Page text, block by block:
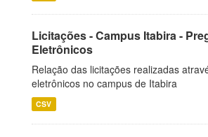
Licitações - Campus Itabira -
Eletrônicos
Relação das licitações realizadas
eletrônicos no campus de Itabira
CSV